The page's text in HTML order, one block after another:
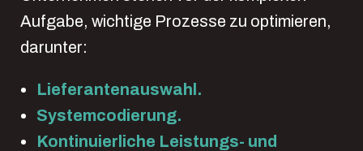
Aufgabe, wichtige Prozesse zu optimieren,
darunter:
Lieferantenauswahl.
Systemcodierung.
Kontinuierliche Leistungs- und